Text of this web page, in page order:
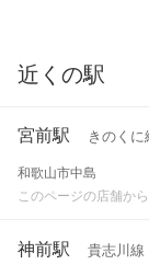
近くの駅
宮前駅 きのくに
和歌山市中島
このページの店舗か
神前駅 貴志川線